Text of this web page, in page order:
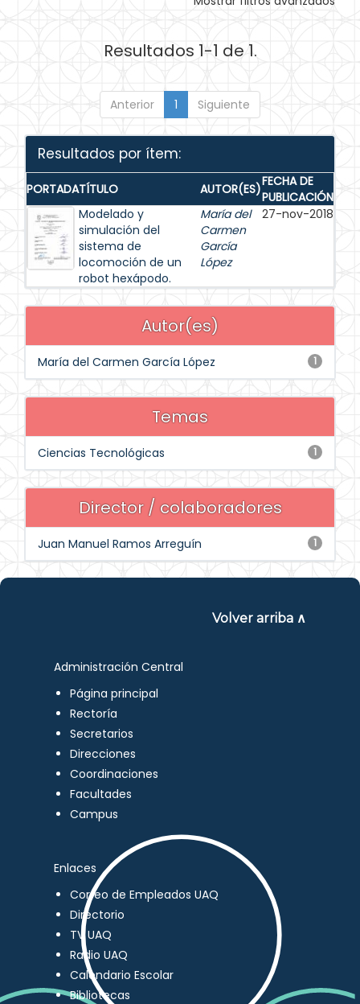
Resultados 1-1 de 1.
Anterior 1 Siguiente
Resultados por ítem:
PORTADATÍTULO AUTOR(ES)FECHA DE
PUBLICACIÓN
Modelado y
simulación del
sistema de
locomoción de un
robot hexápodo.
María del
Carmen
García
López
27-nov-2018
Autor(es)
1
María del Carmen García López
Temas
1
Ciencias Tecnológicas
Director / colaboradores
1
Juan Manuel Ramos Arreguín
Volver arriba ∧
Administración Central
Página principal
Rectoría
Secretarios
Direcciones
Coordinaciones
Facultades
Campus
Enlaces
Correo de Empleados UAQ
Directorio
TV UAQ
Radio UAQ
Calendario Escolar
Bibliotecas